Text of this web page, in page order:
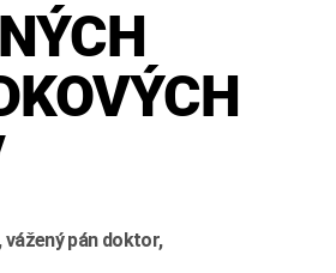
pán doktor,